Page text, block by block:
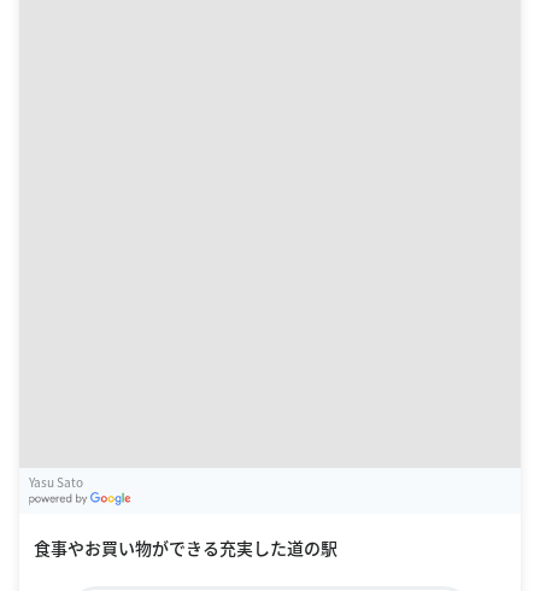
Yasu Sato
食事やお買い物ができる充実した道の駅